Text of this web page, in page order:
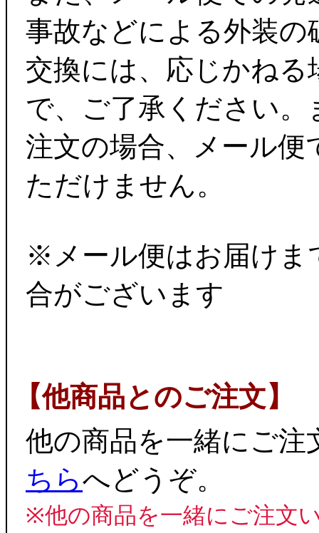
事故などによる外装
交換には、応じかね
で、ご了承ください
注文の場合、メール便
ただけません。
※メール便はお届けま
合がございます
【他商品とのご注文】
他の商品を一緒にご注
ちらへどうぞ。
※他の商品を一緒にご注文